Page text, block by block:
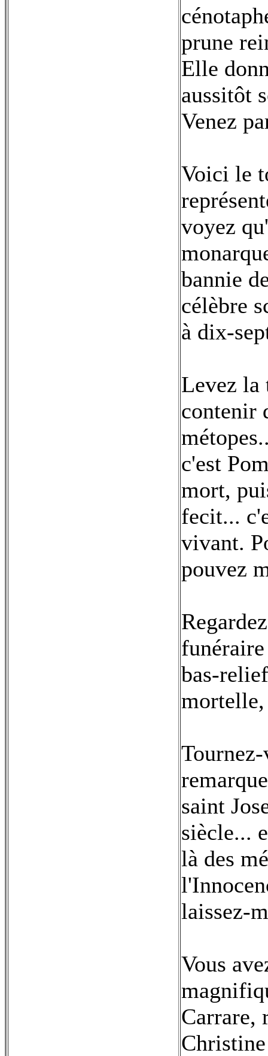
prune
Elle
aussitôt
Venez
Voici le
voyez
bannie
célèbre
à dix-
Levez la
contenir
c'est
mort,
fecit...
vivant.
pouvez
bas-
mortelle,
saint
siècle...
là des
laissez-
Vous
Carrare,